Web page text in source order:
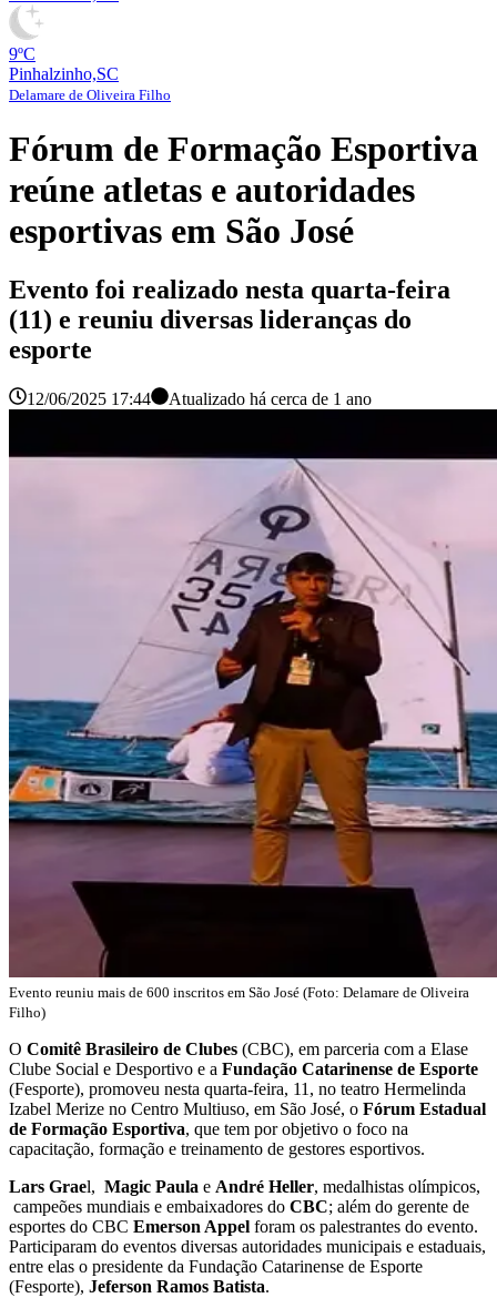
9ºC
Pinhalzinho,SC
Delamare de Oliveira Filho
Fórum de Formação Esportiva
reúne atletas e autoridades
esportivas em São José
Evento foi realizado nesta quarta-feira
(11) e reuniu diversas lideranças do
esporte
12/06/2025 17:44 Atualizado há cerca de 1 ano
Evento reuniu mais de 600 inscritos em São José (Foto: Delamare de Oliveira
Filho)
O Comitê Brasileiro de Clubes (CBC), em parceria com a Elase
Clube Social e Desportivo e a Fundação Catarinense de Esporte
(Fesporte), promoveu nesta quarta-feira, 11, no teatro Hermelinda
Izabel Merize no Centro Multiuso, em São José, o Fórum Estadual
de Formação Esportiva, que tem por objetivo o foco na
capacitação, formação e treinamento de gestores esportivos.
Lars Grael, Magic Paula e André Heller, medalhistas olímpicos,
campeões mundiais e embaixadores do CBC; além do gerente de
esportes do CBC Emerson Appel foram os palestrantes do evento.
Participaram do eventos diversas autoridades municipais e estaduais,
entre elas o presidente da Fundação Catarinense de Esporte
(Fesporte), Jeferson Ramos Batista.